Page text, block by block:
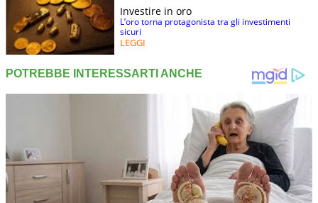
Investire in oro
L’oro torna protagonista tra gli investimenti
sicuri
LEGGI